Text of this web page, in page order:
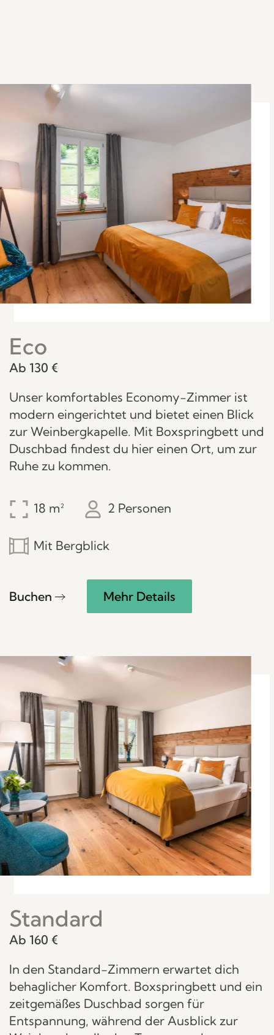
Eco
Ab 130 €
Unser komfortables Economy-Zimmer ist
modern eingerichtet und bietet einen Blick
zur Weinbergkapelle. Mit Boxspringbett und
Duschbad findest du hier einen Ort, um zur
Ruhe zu kommen.
18 2 Personen
Mit Bergblick
Buchen Mehr Details
Standard
Ab 160 €
In den Standard-Zimmern erwartet dich
behaglicher Komfort. Boxspringbett und ein
zeitgemäßes Duschbad sorgen für
Entspannung, während der Ausblick zur